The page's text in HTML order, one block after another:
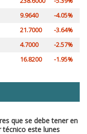
9.9640
-4.05%
21.7000
-3.64%
4.7000
-2.57%
16.8200 -1.95%
que se debe tener en
técnico este lunes